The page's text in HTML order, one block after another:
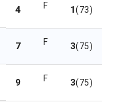
4 F 1(73)
7 F 3(75)
9 F 3(75)